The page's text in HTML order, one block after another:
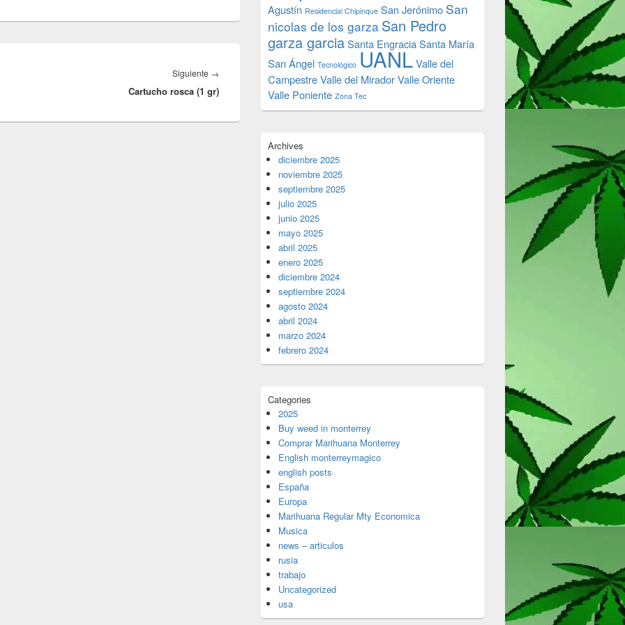
Siguiente →
siguiente:
Cartucho rosca (1 gr)
Agustín Residencial Chipinque San Jerónimo San
nicolas de los garza San Pedro
garza garciaSanta EngraciaSanta María
San Ángel Tecnológico UANLValle del
CampestreValle del MiradorValle Oriente
Valle Poniente Zona Tec
Archives
diciembre 2025
noviembre 2025
septiembre 2025
julio 2025
junio 2025
mayo 2025
abril 2025
enero 2025
diciembre 2024
septiembre 2024
agosto 2024
abril 2024
marzo 2024
febrero 2024
Categories
2025
Buy weed in monterrey
Comprar Marihuana Monterrey
English monterreymagico
english posts
España
Europa
Marihuana Regular Mty Economica
Musica
news – articulos
rusia
trabajo
Uncategorized
usa